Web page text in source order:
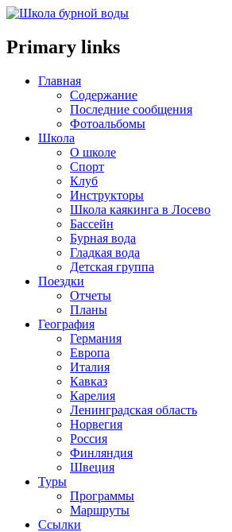
Primary links
Главная
Содержание
Последние сообщения
Фотоальбомы
Школа
О школе
Спорт
Клуб
Инструкторы
Школа каякинга в Лосево
Бассейн
Бурная вода
Гладкая вода
Детская группа
Поездки
Отчеты
Планы
География
Германия
Европа
Италия
Кавказ
Карелия
Ленинградская область
Норвегия
Россия
Финляндия
Швеция
Туры
Программы
Маршруты
Ссылки